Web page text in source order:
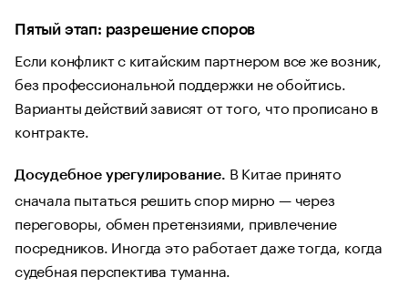
Пятый этап: разрешение споров
Если конфликт с китайским партнером все же возник,
без профессиональной поддержки не обойтись.
Варианты действий зависят от того, что прописано в
контракте.
Досудебное урегулирование. В Китае принято
сначала пытаться решить спор мирно — через
переговоры, обмен претензиями, привлечение
посредников. Иногда это работает даже тогда, когда
судебная перспектива туманна.